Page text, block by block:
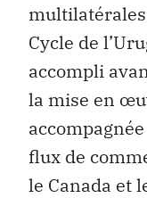
Cycle de
accompli
la mise en
flux de
le Canada et